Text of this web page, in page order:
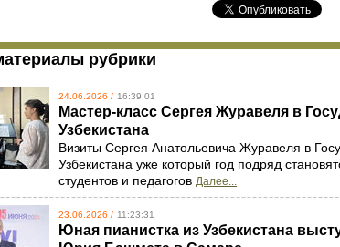
рубрики
24.06.2026 / 16:39:01
Мастер-класс Сергея Журавеля в
Узбекистана
Визиты Сергея Анатольевича Журавеля в
Узбекистана уже который год подряд
студентов и педагогов Далее...
23.06.2026 / 11:23:31
Юная пианистка из Узбекистана